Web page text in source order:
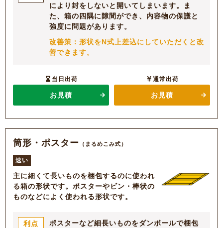
により封をしないと開いてしまいます。ま
た、箱の四隅に隙間ができ、内容物の保護と
強度に問題があります。
改善策：形状をN式上差込にしていただくと改
善できます。
当日出荷
お見積
通常出荷
お見積
筒形・ポスター （まるめこみ式）
速い
主に細くて長いものを梱包するのに使われ
る箱の形状です。ポスターやビン・棒状の
ものなどによく使われる形状です。
利点
ポスターなど細長いものをダンボールで梱包